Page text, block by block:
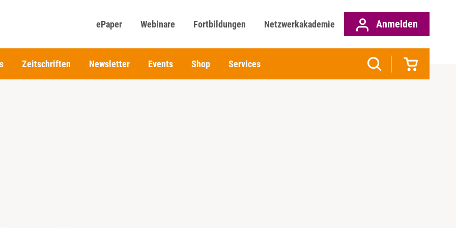
ePaper Webinare Fortbildungen Netzwerkakademie Anmelden
Zeitschriften Newsletter Events Shop Services